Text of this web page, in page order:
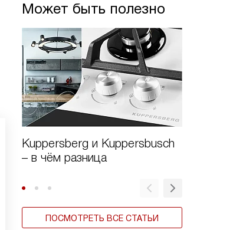
Может быть полезно
Kuppersberg и Kuppersbusch
– в чём разница
ПОСМОТРЕТЬ ВСЕ СТАТЬИ